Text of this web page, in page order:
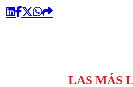
LAS MÁS